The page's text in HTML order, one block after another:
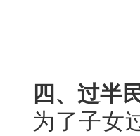
四、过半
为了子女